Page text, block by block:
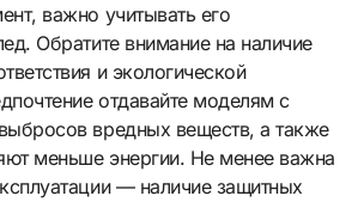
важно учитывать его
Обратите внимание на наличие
и экологической
отдавайте моделям с
вредных веществ, а также
меньше энергии. Не менее важна
— наличие защитных